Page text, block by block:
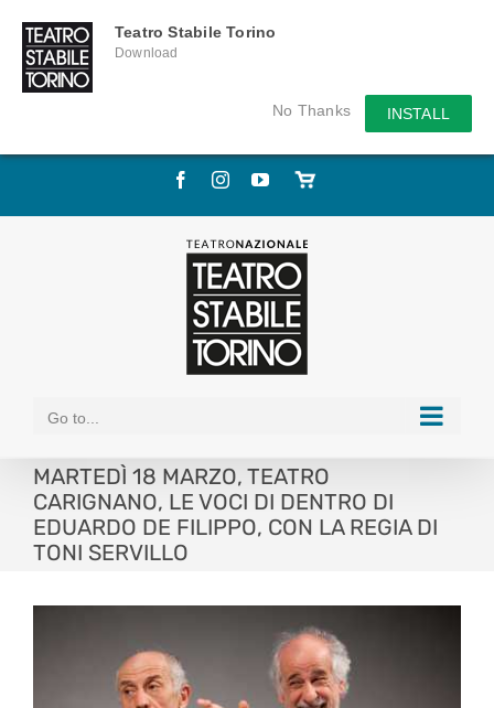
Teatro Stabile Torino
Download
No Thanks INSTALL
Skip
FacebookInstagramYouTube
Store
Go to...
MARTEDÌ 18 MARZO, TEATRO
CARIGNANO, LE VOCI DI DENTRO DI
EDUARDO DE FILIPPO, CON LA REGIA DI
TONI SERVILLO